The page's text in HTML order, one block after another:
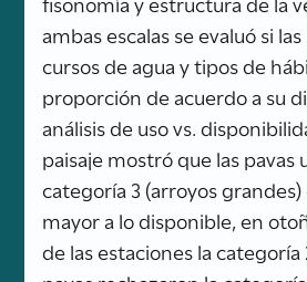
ambas escalas se evaluó si
cursos de agua y tipos de
proporción de acuerdo a su
análisis de uso vs.
paisaje mostró que las pavas
categoría 3 (arroyos
mayor a lo disponible, en
de las estaciones la categoría